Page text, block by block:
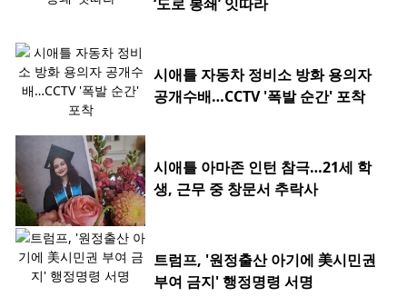
‘도로 봉쇄’ 잇따라
시애틀 자동차 정비소 방화 용의자
공개수배…CCTV '폭발 순간' 포착
시애틀 아마존 인턴 참극…21세 학
생, 근무 중 창문서 추락사
트럼프, '원정출산 아기에 美시민권
부여 금지' 행정명령 서명